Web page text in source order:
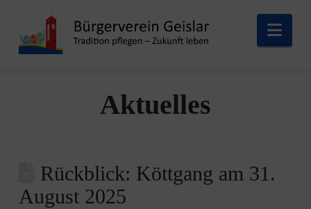
Aktuelles
Rückblick: Köttgang am 31.
August 2025